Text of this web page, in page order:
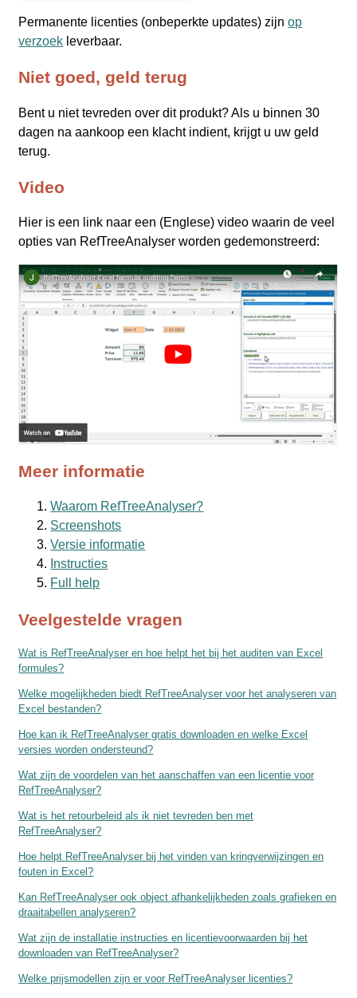
Permanente licenties (onbeperkte updates) zijnop
verzoek leverbaar.
Niet goed, geld terug
Bent u niet tevreden over dit produkt? Als u binnen 30
dagen na aankoop een klacht indient, krijgt u uw geld
terug.
Video
Hier is een link naar een (Englese) video waarin de veel
opties van RefTreeAnalyser worden gedemonstreerd:
Meer informatie
Waarom RefTreeAnalyser?
Screenshots
Versie informatie
Instructies
Full help
Veelgestelde vragen
Wat is RefTreeAnalyser en hoe helpt het bij het auditen van Excel
formules?
Welke mogelijkheden biedt RefTreeAnalyser voor het analyseren van
Excel bestanden?
Hoe kan ik RefTreeAnalyser gratis downloaden en welke Excel
versies worden ondersteund?
Wat zijn de voordelen van het aanschaffen van een licentie voor
RefTreeAnalyser?
Wat is het retourbeleid als ik niet tevreden ben met
RefTreeAnalyser?
Hoe helpt RefTreeAnalyser bij het vinden van kringverwijzingen en
fouten in Excel?
Kan RefTreeAnalyser ook object afhankelijkheden zoals grafieken en
draaitabellen analyseren?
Wat zijn de installatie instructies en licentievoorwaarden bij het
downloaden van RefTreeAnalyser?
Welke prijsmodellen zijn er voor RefTreeAnalyser licenties?